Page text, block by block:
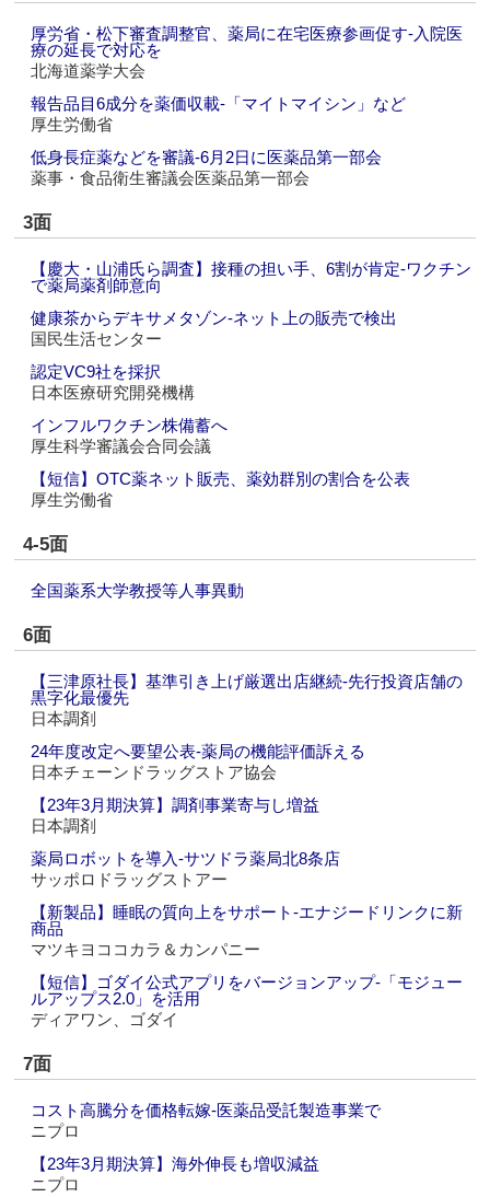
厚労省・松下審査調整官、薬局に在宅医療参画促す‐入院医
療の延長で対応を
北海道薬学大会
報告品目6成分を薬価収載‐「マイトマイシン」など
厚生労働省
低身長症薬などを審議‐6月2日に医薬品第一部会
薬事・食品衛生審議会医薬品第一部会
3面
【慶大・山浦氏ら調査】接種の担い手、6割が肯定‐ワクチン
で薬局薬剤師意向
健康茶からデキサメタゾン‐ネット上の販売で検出
国民生活センター
認定VC9社を採択
日本医療研究開発機構
インフルワクチン株備蓄へ
厚生科学審議会合同会議
【短信】OTC薬ネット販売、薬効群別の割合を公表
厚生労働省
4-5面
全国薬系大学教授等人事異動
6面
【三津原社長】基準引き上げ厳選出店継続‐先行投資店舗の
黒字化最優先
日本調剤
24年度改定へ要望公表‐薬局の機能評価訴える
日本チェーンドラッグストア協会
【23年3月期決算】調剤事業寄与し増益
日本調剤
薬局ロボットを導入‐サツドラ薬局北8条店
サッポロドラッグストアー
【新製品】睡眠の質向上をサポート‐エナジードリンクに新
商品
マツキヨココカラ＆カンパニー
【短信】ゴダイ公式アプリをバージョンアップ‐「モジュー
ルアップス2.0」を活用
ディアワン、ゴダイ
7面
コスト高騰分を価格転嫁‐医薬品受託製造事業で
ニプロ
【23年3月期決算】海外伸長も増収減益
ニプロ